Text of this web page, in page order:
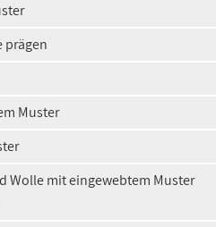
prägen
Muster
Wolle mit eingewebtem Muster